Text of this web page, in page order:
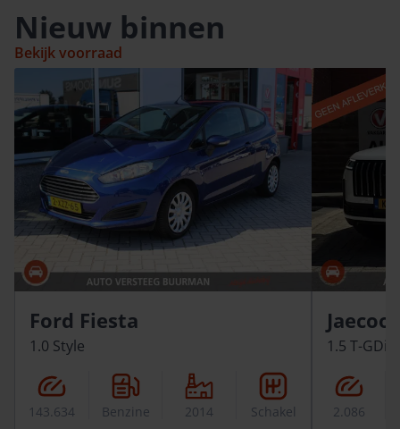
Nieuw binnen
Bekijk voorraad
Ford Fiesta
1.0 Style
143.634 Benzine 2014 Schakel
Jaecoo
1.5 T-GDi
2.086